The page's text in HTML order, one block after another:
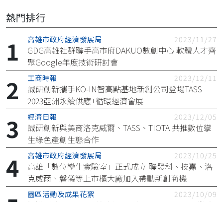
熱門排行
高雄市政府經濟發展局 2023/11/27
GDG高雄社群聯手高市府DAKUO數創中心 軟體人才齊
聚Google年度技術研討會
工商時報 2023/12/11
誠研創新攜手KO-IN智高點基地新創公司登場TASS
2023亞洲永續供應+循環經濟會展
經濟日報 2023/12/05
誠研創新與美商洛克威爾、TASS、TIOTA 共推數位孿
生綠色產創生態合作
高雄市政府經濟發展局 2023/10/25
高雄「數位孿生實驗室」正式成立 聯發科、技嘉、洛
克威爾、磐儀等上市櫃大廠加入帶動新創商機
園區活動及成果花絮 2023/10/09